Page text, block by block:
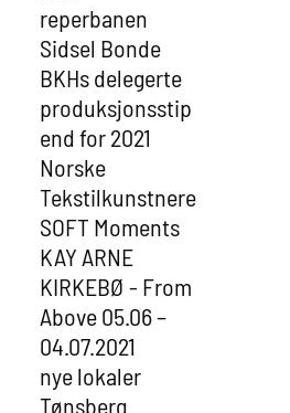
reperbanen
Sidsel Bonde
BKHs delegerte
produksjonsstip
end for 2021
Norske
Tekstilkunstnere
SOFT Moments
KAY ARNE
KIRKEBØ - From
Above 05.06 –
04.07.2021
nye lokaler
Tønsberg